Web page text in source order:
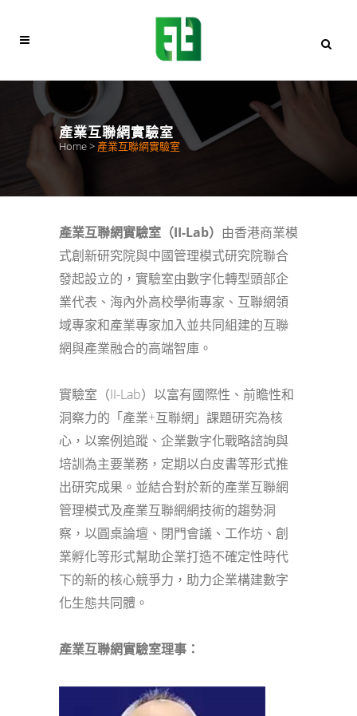
產業互聯網實驗室
Home> 產業互聯網實驗室
產業互聯網實驗室（II-Lab） 由香港商業模
式創新研究院與中國管理模式研究院聯合
發起設立的，實驗室由數字化轉型頭部企
業代表、海內外高校學術專家、互聯網領
域專家和產業專家加入並共同組建的互聯
網與產業融合的高端智庫。
實驗室（II-Lab）以富有國際性、前瞻性和
洞察力的「產業+互聯網」課題研究為核
心，以案例追蹤、企業數字化戰略諮詢與
培訓為主要業務，定期以白皮書等形式推
出研究成果。並結合對於新的產業互聯網
管理模式及產業互聯網網技術的趨勢洞
察，以圓桌論壇、閉門會議、工作坊、創
業孵化等形式幫助企業打造不確定性時代
下的新的核心競爭力，助力企業構建數字
化生態共同體。
產業互聯網實驗室理事：